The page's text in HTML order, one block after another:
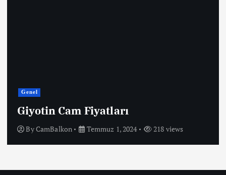
Genel
Giyotin Cam Fiyatları
ByCamBalkon Temmuz 1, 2024 218 views